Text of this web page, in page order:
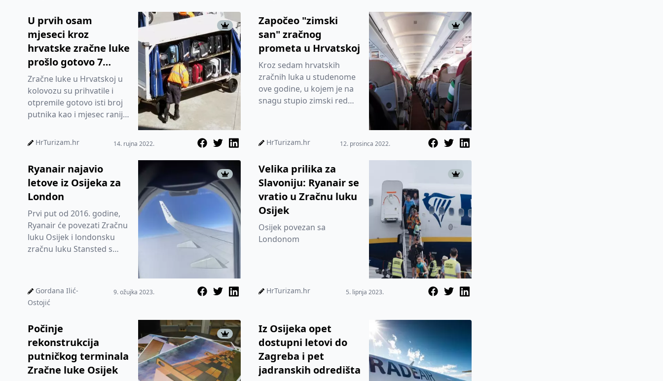
U prvih osam
mjeseci kroz
hrvatske zračne luke
prošlo gotovo 7
milijuna putnika
Zračne luke u Hrvatskoj u
kolovozu su prihvatile i
otpremile gotovo isti broj
putnika kao i mjesec ranije,
HrTurizam.hr 14. rujna 2022.
Započeo "zimski
san" zračnog
prometa u Hrvatskoj
Kroz sedam hrvatskih
zračnih luka u studenome
ove godine, u kojem je na
snagu stupio zimski red
HrTurizam.hr 12. prosinca 2022.
Ryanair najavio
letove iz Osijeka za
London
Prvi put od 2016. godine,
Ryanair će povezati Zračnu
luku Osijek i londonsku
zračnu luku Stansted s
Gordana Ilić-
Ostojić
9. ožujka 2023.
Velika prilika za
Slavoniju: Ryanair se
vratio u Zračnu luku
Osijek
Osijek povezan sa
Londonom
HrTurizam.hr 5. lipnja 2023.
Počinje
rekonstrukcija
putničkog terminala
Zračne luke Osijek
Iz Osijeka opet
dostupni letovi do
Zagreba i pet
jadranskih odredišta